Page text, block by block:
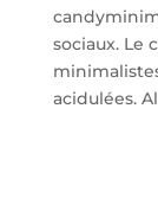
sociaux. Le
acidulées.